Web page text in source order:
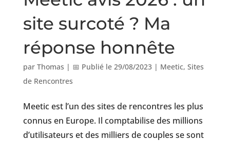
site surcoté ? Ma
réponse honnête
par Thomas | 📅 Publié le 29/08/2023| Meetic, Sites
de Rencontres
Meetic est l’un des sites de rencontres les plus
connus en Europe. Il comptabilise des millions
d’utilisateurs et des milliers de couples se sont